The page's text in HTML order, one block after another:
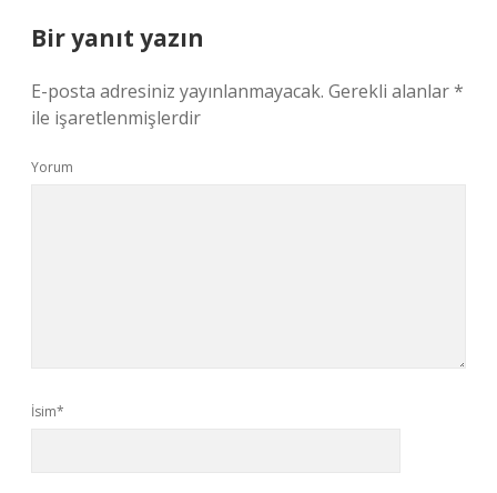
Bir yanıt yazın
E-posta adresiniz yayınlanmayacak. Gerekli alanlar*
ile işaretlenmişlerdir
Yorum
İsim*